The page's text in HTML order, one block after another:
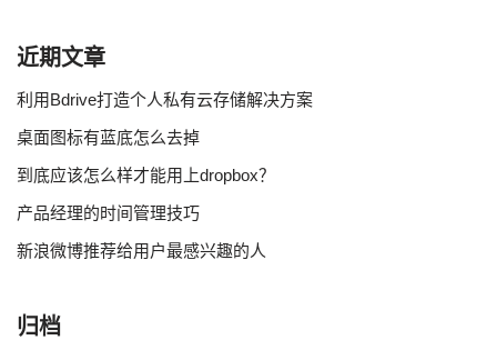
近期文章
利用Bdrive打造个人私有云存储解决方案
桌面图标有蓝底怎么去掉
到底应该怎么样才能用上dropbox？
产品经理的时间管理技巧
新浪微博推荐给用户最感兴趣的人
归档